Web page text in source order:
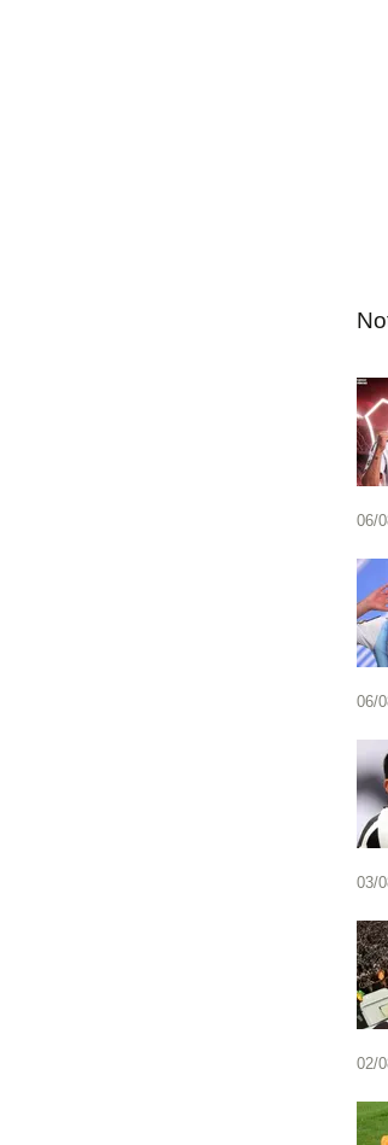
06/
06/
03/
02/